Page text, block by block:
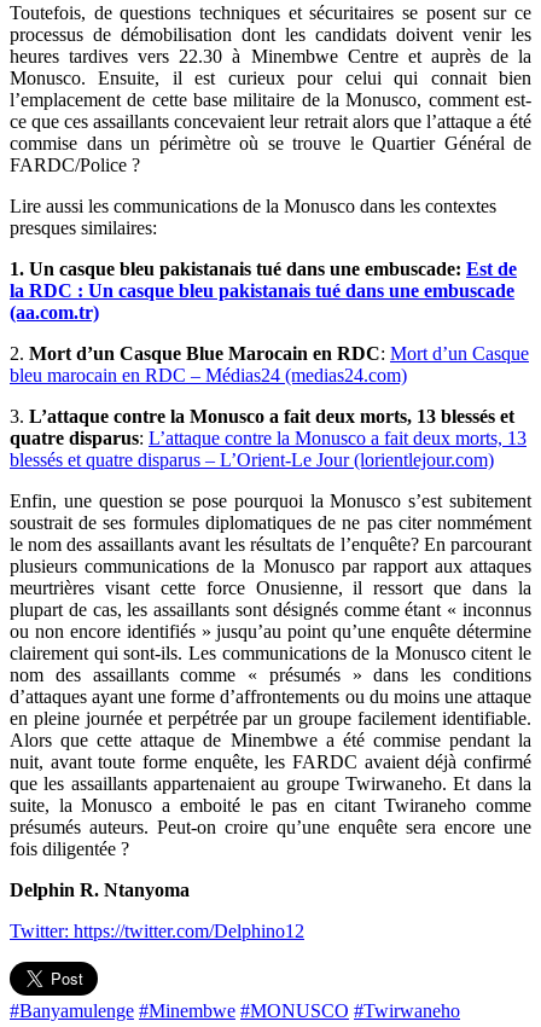
Toutefois, de questions techniques et sécuritaires se posent sur ce
processus de démobilisation dont les candidats doivent venir les
heures tardives vers 22.30 à Minembwe Centre et auprès de la
Monusco. Ensuite, il est curieux pour celui qui connait bien
l’emplacement de cette base militaire de la Monusco, comment est-
ce que ces assaillants concevaient leur retrait alors que l’attaque a été
commise dans un périmètre où se trouve le Quartier Général de
FARDC/Police ?
Lire aussi les communications de la Monusco dans les contextes
presques similaires:
1. Un casque bleu pakistanais tué dans une embuscade: Est de
la RDC : Un casque bleu pakistanais tué dans une embuscade
(aa.com.tr)
2. Mort d’un Casque Blue Marocain en RDC: Mort d’un Casque
bleu marocain en RDC – Médias24 (medias24.com)
3. L’attaque contre la Monusco a fait deux morts, 13 blessés et
quatre disparus: L’attaque contre la Monusco a fait deux morts, 13
blessés et quatre disparus – L’Orient-Le Jour (lorientlejour.com)
Enfin, une question se pose pourquoi la Monusco s’est subitement
soustrait de ses formules diplomatiques de ne pas citer nommément
le nom des assaillants avant les résultats de l’enquête? En parcourant
plusieurs communications de la Monusco par rapport aux attaques
meurtrières visant cette force Onusienne, il ressort que dans la
plupart de cas, les assaillants sont désignés comme étant « inconnus
ou non encore identifiés » jusqu’au point qu’une enquête détermine
clairement qui sont-ils. Les communications de la Monusco citent le
nom des assaillants comme « présumés » dans les conditions
d’attaques ayant une forme d’affrontements ou du moins une attaque
en pleine journée et perpétrée par un groupe facilement identifiable.
Alors que cette attaque de Minembwe a été commise pendant la
nuit, avant toute forme enquête, les FARDC avaient déjà confirmé
que les assaillants appartenaient au groupe Twirwaneho. Et dans la
suite, la Monusco a emboité le pas en citant Twiraneho comme
présumés auteurs. Peut-on croire qu’une enquête sera encore une
fois diligentée ?
Delphin R. Ntanyoma
Twitter: https://twitter.com/Delphino12
#Banyamulenge #Minembwe #MONUSCO #Twirwaneho